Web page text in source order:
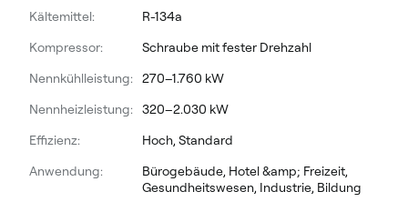
Kältemittel:
R-134a
Kompressor:
Schraube mit fester Drehzahl
Nennkühlleistung:
270–1.760 kW
Nennheizleistung:
320–2.030 kW
Effizienz:
Hoch, Standard
Anwendung:
Bürogebäude, Hotel &amp; Freizeit,
Gesundheitswesen, Industrie, Bildung